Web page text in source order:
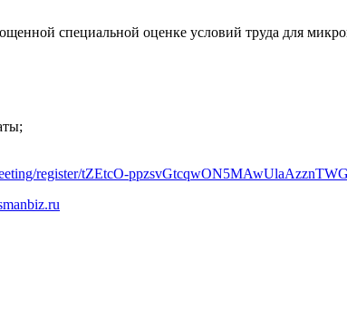
специальной оценке условий труда для
register/tZEtcO-